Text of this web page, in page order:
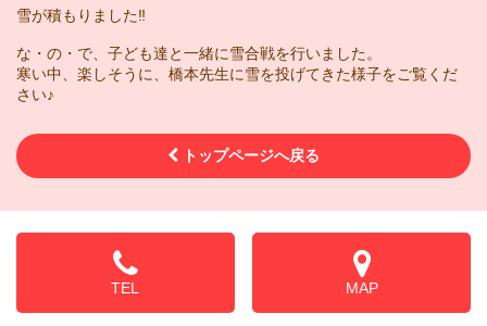
雪が積もりました‼︎
な・の・で、子ども達と一緒に雪合戦を行いました。
寒い中、楽しそうに、橋本先生に雪を投げてきた様子をご覧くだ
さい♪
トップページへ戻る
TEL MAP